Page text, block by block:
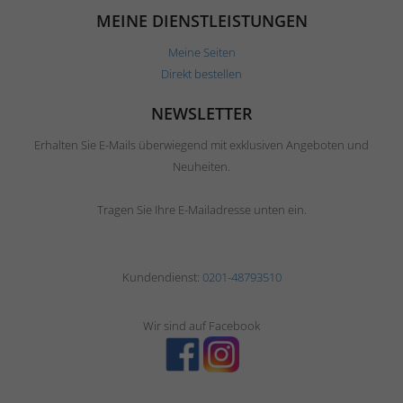
MEINE DIENSTLEISTUNGEN
Meine Seiten
Direkt bestellen
NEWSLETTER
Erhalten Sie E-Mails überwiegend mit exklusiven Angeboten und
Neuheiten.
Tragen Sie Ihre E-Mailadresse unten ein.
Kundendienst: 0201-48793510
Wir sind auf Facebook